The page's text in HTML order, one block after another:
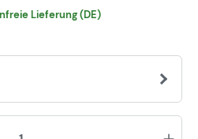
Lieferung (DE)